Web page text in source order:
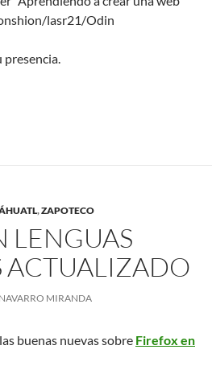
lasr21/Odin
presencia.
,ZAPOTECO
LENGUAS
ACTUALIZADO
MIRANDA
buenas nuevas sobre Firefox en